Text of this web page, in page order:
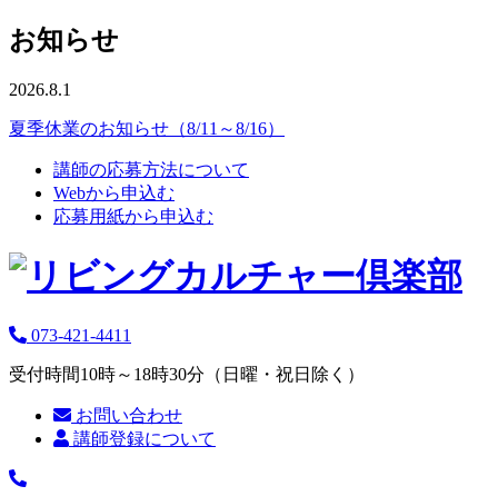
お知らせ
2026.8.1
夏季休業のお知らせ（8/11～8/16）
講師の応募方法について
Webから申込む
応募用紙から申込む
073-421-4411
受付時間10時～18時30分（日曜・祝日除く）
お問い合わせ
講師登録について